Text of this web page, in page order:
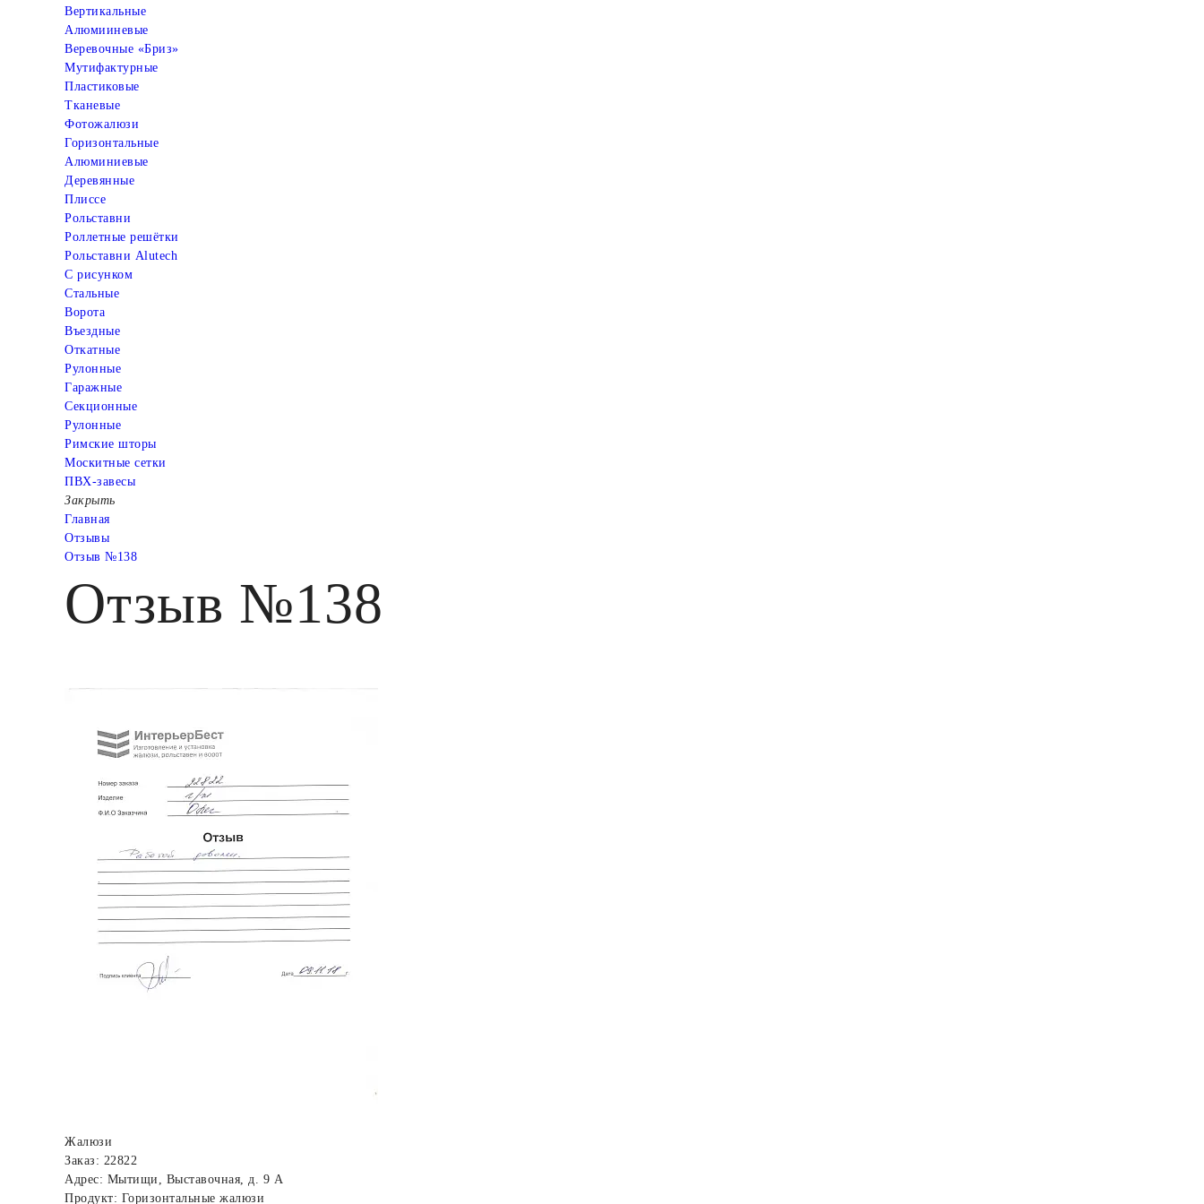
Вертикальные
Алюмииневые
Веревочные «Бриз»
Мутифактурные
Пластиковые
Тканевые
Фотожалюзи
Горизонтальные
Алюминиевые
Деревянные
Плиссе
Рольставни
Роллетные решётки
Рольставни Alutech
С рисунком
Стальные
Ворота
Въездные
Откатные
Рулонные
Гаражные
Cекционные
Рулонные
Римские шторы
Москитные сетки
ПВХ-завесы
Закрыть
Главная
Отзывы
Отзыв №138
Отзыв №138
Жалюзи
Заказ: 22822
Адрес: Мытищи, Выставочная, д. 9 А
Продукт: Горизонтальные жалюзи